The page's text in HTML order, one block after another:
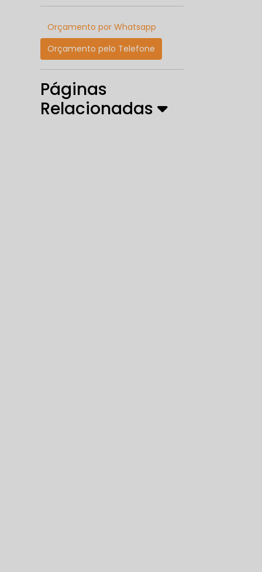
Orçamento por Whatsapp
Orçamento pelo Telefone
Páginas
Relacionadas